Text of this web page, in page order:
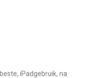
beste, iPadgebruik, na